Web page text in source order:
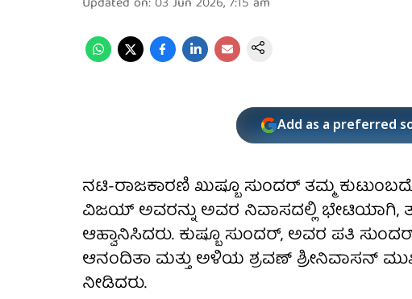
Add as a preferred
ನಟಿ-ರಾಜಕಾರಣಿ ಖುಷ್ಬೂ ಸುಂದರ್ ತಮ್ಮ
ವಿಜಯ್ ಅವರನ್ನು ಅವರ ನಿವಾಸದಲ್ಲಿ ಭೇಟಿಯಾಗಿ,
ಆಹ್ವಾನಿಸಿದರು. ಕುಷ್ಬೂ ಸುಂದರ್, ಅವರ ಪತಿ
ಆನಂದಿತಾ ಮತ್ತು ಅಳಿಯ ಶ್ರವಣ್ ಶ್ರೀನಿವಾಸನ್
ನೀಡಿದರು.